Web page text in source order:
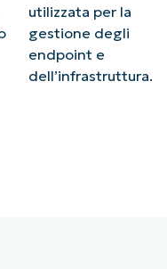
utilizzata per la
gestione degli
endpoint e
dell’infrastruttura.